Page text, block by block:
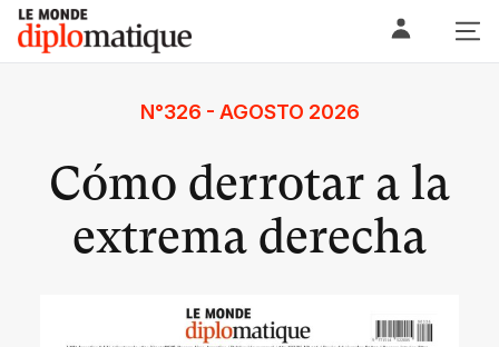
Skip
content
Le monde diplomatique
N°326 - AGOSTO 2026
Cómo derrotar a la
extrema derecha